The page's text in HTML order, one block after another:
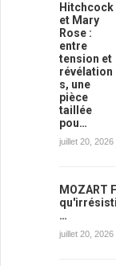
Hitchcock
et Mary
Rose :
entre
tension et
révélation
s, une
pièce
taillée
pou…
juillet 20, 2026
MOZART
…
juillet 20, 2026